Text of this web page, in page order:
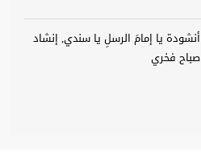
أنشودة يا إمامَ الرسلِ يا سندي, إنشاد
صباح فخري